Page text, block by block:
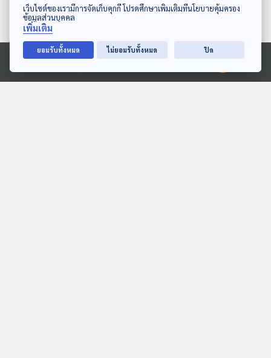
ดาวน์โหลด Thai PBS Podcast Application
Ⓒ 2020 องค์การกระจายเสียงและแพร่ภาพสาธารณะแห่งประเทศไทย
EP. 21: ผู้หญิงในคราบ
นักบุญ
กาลเวลาโคจร เปิดตำนานปริศนา
EP. 22: ผู้หญิงที่ปกป้อง
กาลเวลาโคจร เปิดตำนานปริศนา
เว็บไซต์ของเรามีการจัดเก็บคุกกี้ โปรดศึกษาเพิ่มเติมที่นโยบายคุ้มครอง
ข้อมูลส่วนบุคคล
เพิ่มเติม
ยอมรับทั้งหมด ไม่ยอมรับทั้งหมด ปิด